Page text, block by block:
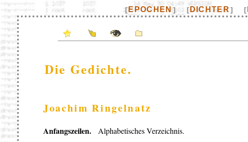
[ EPOCHEN ] [ DICHTER] [
Die Gedichte.
Joachim Ringelnatz
Anfangszeilen. Alphabetisches Verzeichnis.